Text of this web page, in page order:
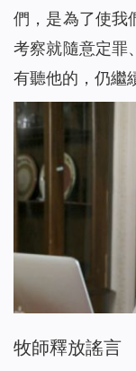
們，是為了使我
考察就隨意定罪
有聽他的，仍繼
牧師釋放謠言